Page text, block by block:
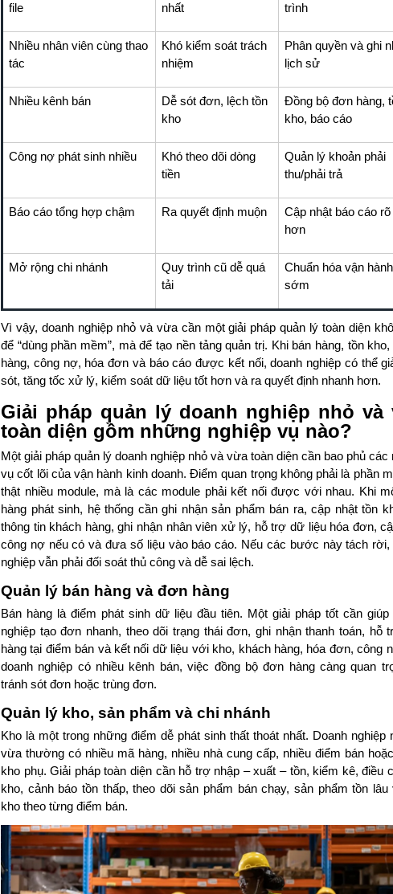
file
nhất
trình
Nhiều nhân viên cùng thao
tác
Khó kiểm soát trách
nhiệm
Phân quyền và ghi
lịch sử
Nhiều kênh bán
Dễ sót đơn, lệch tồn
kho
Đồng bộ đơn hàng,
kho, báo cáo
Công nợ phát sinh nhiều
Khó theo dõi dòng
tiền
Quản lý khoản phải
thu/phải trả
Báo cáo tổng hợp chậm Ra quyết định muộn
Cập nhật báo cáo rõ
hơn
Mở rộng chi nhánh
Quy trình cũ dễ quá
tải
Chuẩn hóa vận
sớm
Vì vậy, doanh nghiệp nhỏ và vừa cần một giải pháp quản lý toàn diện
để “dùng phần mềm”, mà để tạo nền tảng quản trị. Khi bán hàng, tồn
hàng, công nợ, hóa đơn và báo cáo được kết nối, doanh nghiệp có thể
sót, tăng tốc xử lý, kiểm soát dữ liệu tốt hơn và ra quyết định nhanh hơn.
Giải pháp quản lý doanh nghiệp nhỏ và
toàn diện gồm những nghiệp vụ nào?
Một giải pháp quản lý doanh nghiệp nhỏ và vừa toàn diện cần bao phủ các
vụ cốt lõi của vận hành kinh doanh. Điểm quan trọng không phải là phần
thật nhiều module, mà là các module phải kết nối được với nhau. Khi
hàng phát sinh, hệ thống cần ghi nhận sản phẩm bán ra, cập nhật tồn
thông tin khách hàng, ghi nhận nhân viên xử lý, hỗ trợ dữ liệu hóa đơn,
công nợ nếu có và đưa số liệu vào báo cáo. Nếu các bước này tách rời,
nghiệp vẫn phải đối soát thủ công và dễ sai lệch.
Quản lý bán hàng và đơn hàng
Bán hàng là điểm phát sinh dữ liệu đầu tiên. Một giải pháp tốt cần giúp
nghiệp tạo đơn nhanh, theo dõi trạng thái đơn, ghi nhận thanh toán, hỗ
hàng tại điểm bán và kết nối dữ liệu với kho, khách hàng, hóa đơn, công
doanh nghiệp có nhiều kênh bán, việc đồng bộ đơn hàng càng quan
tránh sót đơn hoặc trùng đơn.
Quản lý kho, sản phẩm và chi nhánh
Kho là một trong những điểm dễ phát sinh thất thoát nhất. Doanh nghiệp
vừa thường có nhiều mã hàng, nhiều nhà cung cấp, nhiều điểm bán
kho phụ. Giải pháp toàn diện cần hỗ trợ nhập – xuất – tồn, kiểm kê, điều
kho, cảnh báo tồn thấp, theo dõi sản phẩm bán chạy, sản phẩm tồn lâu
kho theo từng điểm bán.